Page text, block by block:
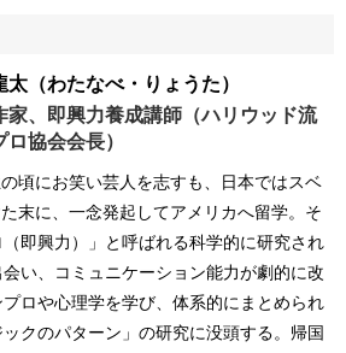
太 （わたなべ・りょうた）
家、即興力養成講師（ハリウッド流
ロ協会会長）
頃にお笑い芸人を志すも、日本ではスベ
た末に、一念発起してアメリカへ留学。そ
即興力）」と呼ばれる科学的に研究され
い、コミュニケーション能力が劇的に改
ロや心理学を学び、体系的にまとめられ
クのパターン」の研究に没頭する。帰国